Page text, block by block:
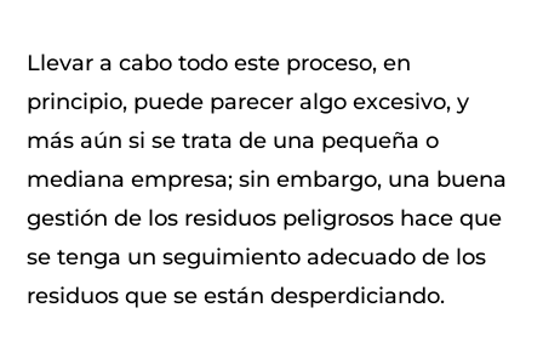
Llevar a cabo todo este proceso, en
principio, puede parecer algo excesivo, y
más aún si se trata de una pequeña o
mediana empresa; sin embargo, una buena
gestión de los residuos peligrosos hace que
se tenga un seguimiento adecuado de los
residuos que se están desperdiciando.